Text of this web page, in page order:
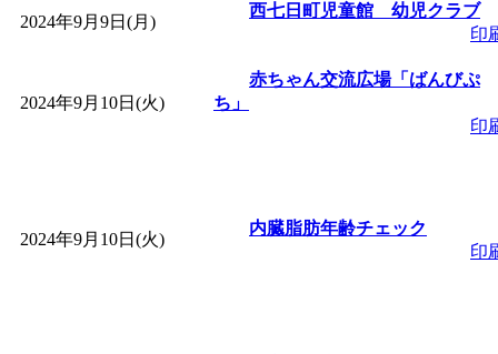
「まだまだ暑い！コ
レクリエーション 障
皆鶴姫のこびる塾
」 受付期間：～
2024年9月9日(月)
西七日町児童館 幼児クラブ
印
2024年9月10日(火)
赤ちゃん交流広場「ばんびぷ
ち」
印
2024年9月10日(火)
内臓脂肪年齢チェック
印